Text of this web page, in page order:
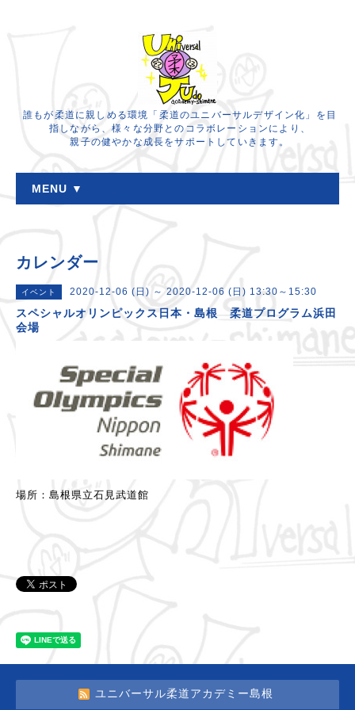
誰もが柔道に親しめる環境「柔道のユニバーサルデザイン化」を目
指しながら、様々な分野とのコラボレーションにより、
親子の健やかな成長をサポートしていきます。
MENU ▼
カレンダー
イベント 2020-12-06 (日) ～ 2020-12-06 (日) 13:30～15:30
スペシャルオリンピックス日本・島根 柔道プログラム浜田
会場
場所：島根県立石見武道館
ユニバーサル柔道アカデミー島根